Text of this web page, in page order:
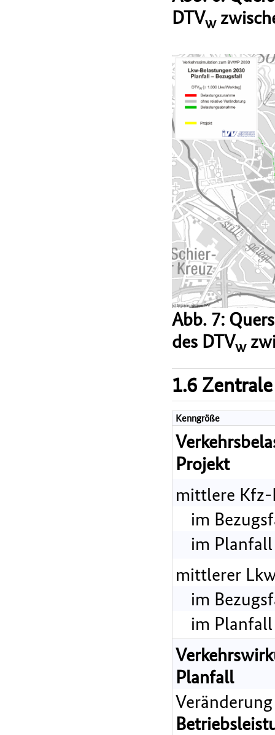
DTVw
Abb. 7:
des DTVw
1.6
Kenngröße
Projekt
mittlere
im
im Planfall
mittlerer
im
im Planfall
Planfall